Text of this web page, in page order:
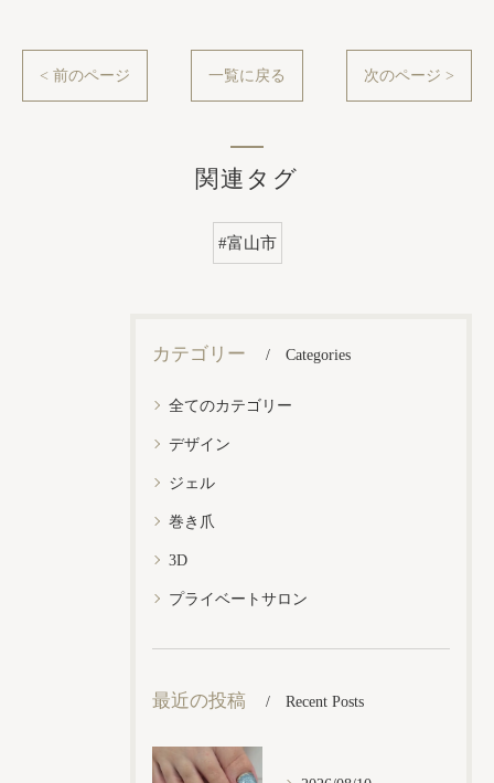
< 前のページ 一覧に戻る 次のページ >
関連タグ
#富山市
カテゴリー Categories
全てのカテゴリー
デザイン
ジェル
巻き爪
3D
プライベートサロン
最近の投稿 Recent Posts